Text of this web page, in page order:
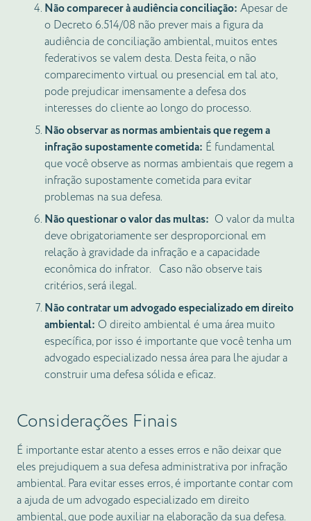
Não comparecer à audiência conciliação: Apesar de
o Decreto 6.514/08 não prever mais a figura da
audiência de conciliação ambiental, muitos entes
federativos se valem desta. Desta feita, o não
comparecimento virtual ou presencial em tal ato,
pode prejudicar imensamente a defesa dos
interesses do cliente ao longo do processo.
Não observar as normas ambientais que regem a
infração supostamente cometida: É fundamental
que você observe as normas ambientais que regem a
infração supostamente cometida para evitar
problemas na sua defesa.
Não questionar o valor das multas: O valor da multa
deve obrigatoriamente ser desproporcional em
relação à gravidade da infração e a capacidade
econômica do infrator. Caso não observe tais
critérios, será ilegal.
Não contratar um advogado especializado em direito
ambiental: O direito ambiental é uma área muito
específica, por isso é importante que você tenha um
advogado especializado nessa área para lhe ajudar a
construir uma defesa sólida e eficaz.
Considerações Finais
É importante estar atento a esses erros e não deixar que
eles prejudiquem a sua defesa administrativa por infração
ambiental. Para evitar esses erros, é importante contar com
a ajuda de um advogado especializado em direito
ambiental, que pode auxiliar na elaboração da sua defesa.